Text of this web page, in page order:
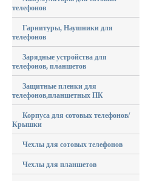
телефонов
Гарнитуры, Наушники для
телефонов
Зарядные устройства для
телефонов, планшетов
Защитные пленки для
телефонов,планшетных ПК
Корпуса для сотовых телефонов/
Крышки
Чехлы для сотовых телефонов
Чехлы для планшетов